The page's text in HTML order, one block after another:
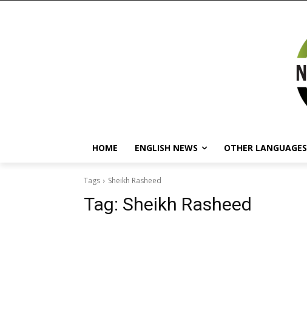
HOME ENGLISH NEWS OTHER LANGUAGES
Tags Sheikh Rasheed
Tag: Sheikh Rasheed